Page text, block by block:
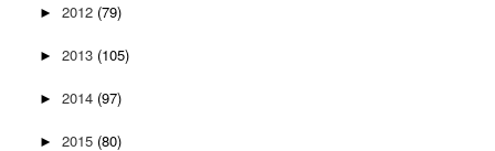
► 2012 (79)
► 2013 (105)
► 2014 (97)
► 2015 (80)